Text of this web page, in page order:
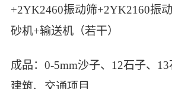
+2YK2460振动筛+2YK2160振
砂机+输送机（若干）
成品：0-5mm沙子、12石子、
建筑、交通项目